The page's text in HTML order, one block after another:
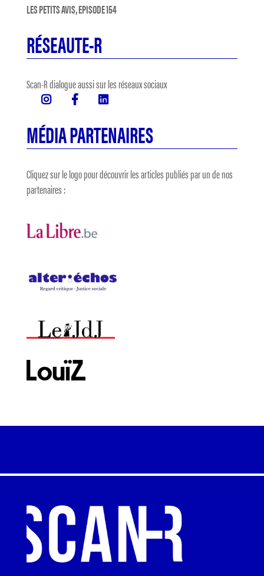
LES PETITS AVIS, EPISODE 154
RÉSEAUTE-R
Scan-R dialogue aussi sur les réseaux sociaux
MÉDIA PARTENAIRES
Cliquez sur le logo pour découvrir les articles publiés par un de nos
partenaires :